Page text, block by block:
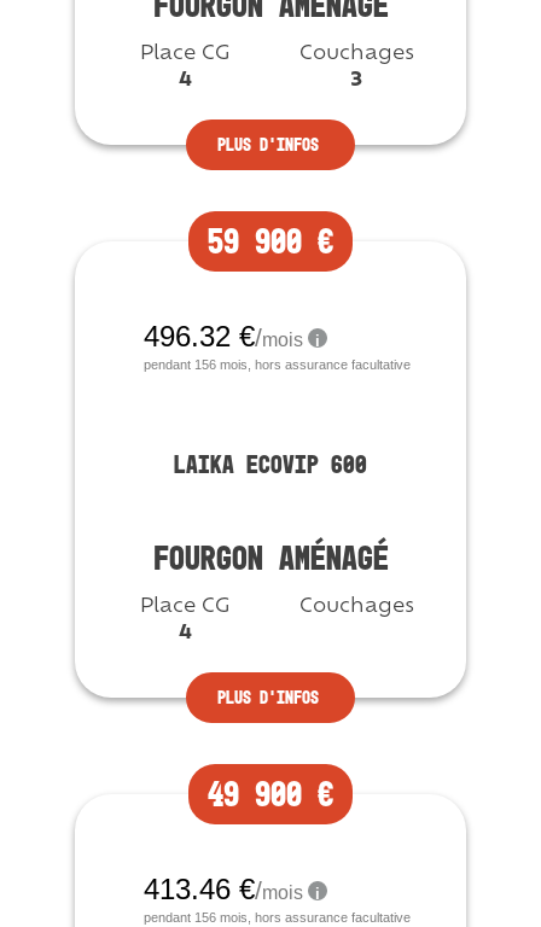
Place CG
4
Couchages
3
Plus d’infos
Vendu
59 900 €
LAIKA ECOVIP 600
FOURGON AMÉNAGÉ
Place CG
4
Couchages
Plus d’infos
49 900 €